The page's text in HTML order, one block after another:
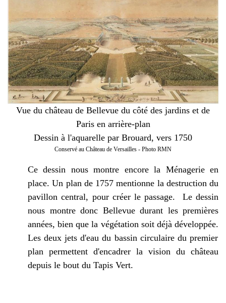
Vue du château de Bellevue du côté des jardins et de
Paris en arrière-plan
Dessin à l'aquarelle par Brouard, vers 1750
Conservé au Château de Versailles - Photo RMN
Ce dessin nous montre encore la Ménagerie en
place. Un plan de 1757 mentionne la destruction du
pavillon central, pour créer le passage. Le dessin
nous montre donc Bellevue durant les premières
années, bien que la végétation soit déjà développée.
Les deux jets d'eau du bassin circulaire du premier
plan permettent d'encadrer la vision du château
depuis le bout du Tapis Vert.